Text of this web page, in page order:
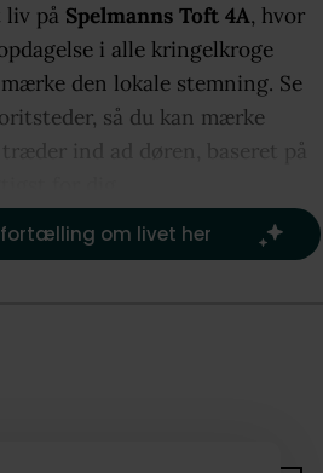
med kort afstand til skole,
til Esbjerg og Fanøs særlige
liv på Spelmanns Toft 4A, hvor
i alle kringelkroge
den lokale stemning. Se
så du kan mærke
træder ind ad døren, baseret på
fortælling om livet her